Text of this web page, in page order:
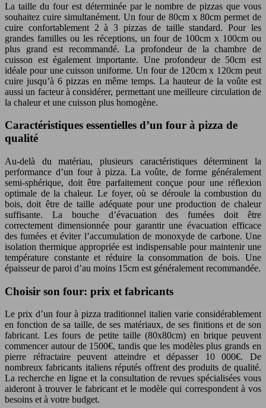
La taille du four est déterminée par le nombre de pizzas que vous
souhaitez cuire simultanément. Un four de 80cm x 80cm permet de
cuire confortablement 2 à 3 pizzas de taille standard. Pour les
grandes familles ou les réceptions, un four de 100cm x 100cm ou
plus grand est recommandé. La profondeur de la chambre de
cuisson est également importante. Une profondeur de 50cm est
idéale pour une cuisson uniforme. Un four de 120cm x 120cm peut
cuire jusqu’à 6 pizzas en même temps. La hauteur de la voûte est
aussi un facteur à considérer, permettant une meilleure circulation de
la chaleur et une cuisson plus homogène.
Caractéristiques essentielles d’un four à pizza de
qualité
Au-delà du matériau, plusieurs caractéristiques déterminent la
performance d’un four à pizza. La voûte, de forme généralement
semi-sphérique, doit être parfaitement conçue pour une réflexion
optimale de la chaleur. Le foyer, où se déroule la combustion du
bois, doit être de taille adéquate pour une production de chaleur
suffisante. La bouche d’évacuation des fumées doit être
correctement dimensionnée pour garantir une évacuation efficace
des fumées et éviter l’accumulation de monoxyde de carbone. Une
isolation thermique appropriée est indispensable pour maintenir une
température constante et réduire la consommation de bois. Une
épaisseur de paroi d’au moins 15cm est généralement recommandée.
Choisir son four: prix et fabricants
Le prix d’un four à pizza traditionnel italien varie considérablement
en fonction de sa taille, de ses matériaux, de ses finitions et de son
fabricant. Les fours de petite taille (80x80cm) en brique peuvent
commencer autour de 1500€, tandis que les modèles plus grands en
pierre réfractaire peuvent atteindre et dépasser 10 000€. De
nombreux fabricants italiens réputés offrent des produits de qualité.
La recherche en ligne et la consultation de revues spécialisées vous
aideront à trouver le fabricant et le modèle qui correspondent à vos
besoins et à votre budget.